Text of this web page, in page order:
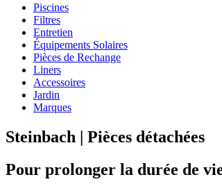
Piscines
Filtres
Entretien
Équipements Solaires
Pièces de Rechange
Liners
Accessoires
Jardin
Marques
Steinbach | Pièces détachées
Pour prolonger la durée de